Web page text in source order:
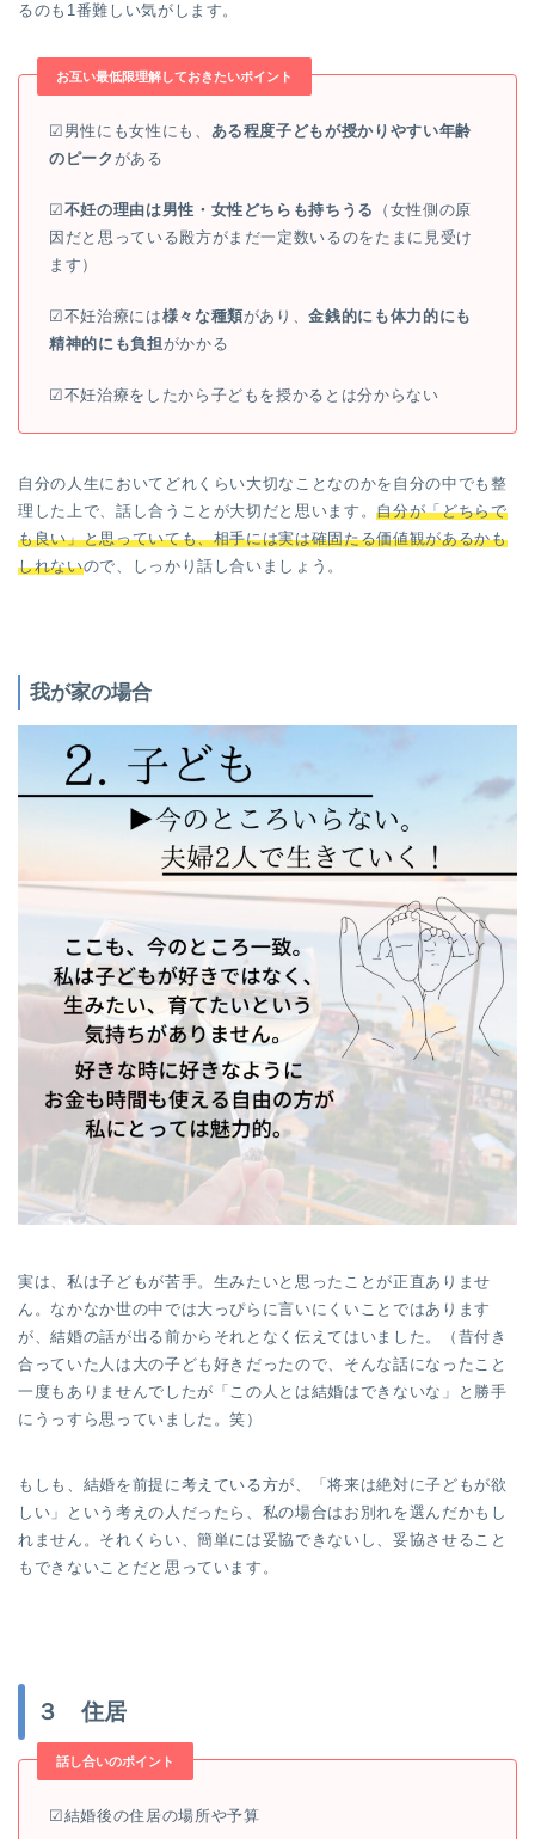
るのも1番難しい気がします。
お互い最低限理解しておきたいポイント
☑︎男性にも女性にも、 ある程度子どもが授かりやすい年齢
のピーク がある
☑︎不妊の理由は男性・女性どちらも持ちうる
（女性側の原
因だと思っている殿方がまだ一定数いるのをたまに見受け
ます）
☑︎不妊治療には様々な種類があり、金銭的にも体力的にも
精神的にも負担がかかる
☑︎不妊治療をしたから子どもを授かるとは分からない
自分の人生においてどれくらい大切なことなのかを自分の中でも整
理した上で、話し合うことが大切だと思います。自分が「どちらで
も良い」と思っていても、相手には実は確固たる価値観があるかも
しれないので、しっかり話し合いましょう。
我が家の場合
実は、私は子どもが苦手。生みたいと思ったことが正直ありませ
ん。なかなか世の中では大っぴらに言いにくいことではあります
が、結婚の話が出る前からそれとなく伝えてはいました。（昔付き
合っていた人は大の子ども好きだったので、そんな話になったこと
一度もありませんでしたが「この人とは結婚はできないな」と勝手
にうっすら思っていました。笑）
もしも、結婚を前提に考えている方が、「将来は絶対に子どもが欲
しい」という考えの人だったら、私の場合はお別れを選んだかもし
れません。それくらい、簡単には妥協できないし、妥協させること
もできないことだと思っています。
３ 住居
話し合いのポイント
☑︎結婚後の住居の場所や予算